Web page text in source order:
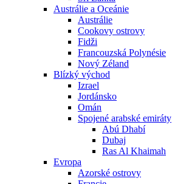
Austrálie a Oceánie
Austrálie
Cookovy ostrovy
Fidži
Francouzská Polynésie
Nový Zéland
Blízký východ
Izrael
Jordánsko
Omán
Spojené arabské emiráty
Abú Dhabí
Dubaj
Ras Al Khaimah
Evropa
Azorské ostrovy